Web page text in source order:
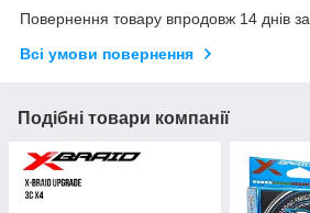
Повернення товару впродовж 14 днів
Всі умови повернення
Подібні товари компанії